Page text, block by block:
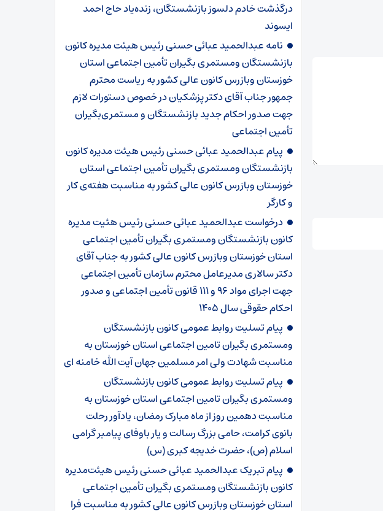
درگذشت خادم دلسوز بازنشستگان، زنده‌یاد حاج احمد
ایسوند
نامه عبدالحمید عبائی حسنی رئیس هیئت مدیره کانون
بازنشستگان ومستمری بگیران تأمین اجتماعی استان
خوزستان وبازرس کانون عالی کشور به ریاست محترم
جمهور جناب آقای دکتر پزشکیان در خصوص دستورات لازم
جهت صدور احکام جدید بازنشستگان و مستمری‌بگیران
تأمین اجتماعی
پیام عبدالحمید عبائی حسنی رئیس هیئت مدیره کانون
بازنشستگان ومستمری بگیران تأمین اجتماعی استان
خوزستان وبازرس کانون عالی کشور به مناسبت هفته‌ی کار
و کارگر
درخواست عبدالحمید عبائی حسنی رئیس هئیت مدیره
کانون بازنشستگان ومستمری بگیران تأمین اجتماعی
استان خوزستان وبازرس کانون عالی کشور به جناب آقای
دکتر سالاری مدیرعامل محترم سازمان تأمین اجتماعی
جهت اجرای مواد ۹۶ و ۱۱۱ قانون تأمین اجتماعی و صدور
احکام حقوقی سال ۱۴۰۵
پیام تسلیت روابط عمومی کانون بازنشستگان
ومستمری بگیران تامین اجتماعی استان خوزستان به
مناسبت شهادت ولی امر مسلمین جهان آیت الله خامنه ای
پیام تسلیت روابط عمومی کانون بازنشستگان
ومستمری بگیران تامین اجتماعی استان خوزستان به
مناسبت دهمین روز از ماه مبارک رمضان، یادآور رحلت
بانوی کرامت، حامی بزرگ رسالت و یار باوفای پیامبر گرامی
اسلام (ص)، حضرت خدیجه کبری (س)
پیام تبریک عبدالحمید عبائی حسنی رئیس هیئت‌مدیره
کانون بازنشستگان ومستمری بگیران تأمین اجتماعی
استان خوزستان وبازرس کانون عالی کشور به مناسبت فرا